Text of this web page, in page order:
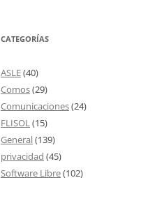
CATEGORÍAS
ASLE(40)
Comos(29)
Comunicaciones(24)
FLISOL(15)
General(139)
privacidad (45)
Software Libre(102)